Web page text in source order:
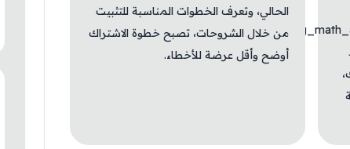
الحالي، وتعرف الخطوات المناسبة للتثبيت
من خلال الشروحات، تصبح خطوة الاشتراك
أوضح وأقل عرضة للأخطاء.